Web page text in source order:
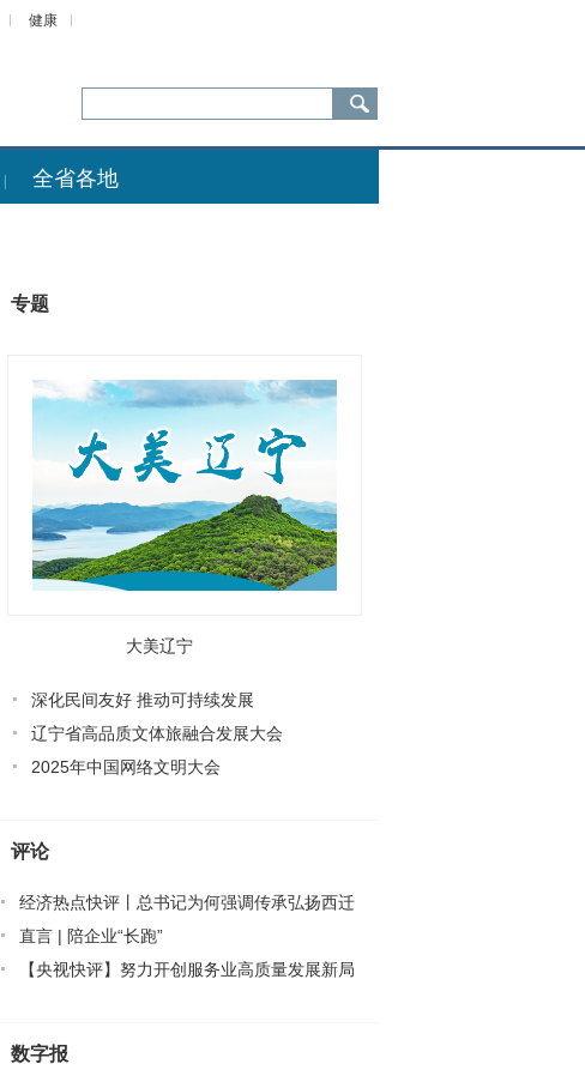
健康
全省各地
专题
大美辽宁
深化民间友好 推动可持续发展
辽宁省高品质文体旅融合发展大会
2025年中国网络文明大会
评论
经济热点快评丨总书记为何强调传承弘扬西迁
精神？
直言 | 陪企业“长跑”
【央视快评】努力开创服务业高质量发展新局
数字报